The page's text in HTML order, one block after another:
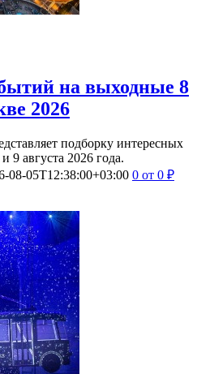
на выходные 8
2026
подборку интересных
9 августа 2026 года.
08-05T12:38:00+03:00 0 от 0 ₽